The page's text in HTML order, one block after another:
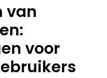
van
voor